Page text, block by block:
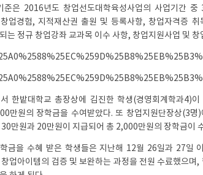
준은 2016년도 창업선도대학육성사업의 사업기간
업경험, 지적재산권 출원 및 등록사항, 창업자격증
는 정규 창업강좌 교과목 이수 사항, 창업지원사업 및
한밭대학교 총장상에 김진한 학생(경영회계학과4)
만원의 장학금을 수여받았다. 또 창업지원단장상(3
만원과 20만원이 지급되어 총 2,000만원의 장학금이
금을 수혜 받은 학생들은 지난해 12월 26일과 27일
업아이템의 검증 및 보완하는 과정을 전원 수료했으